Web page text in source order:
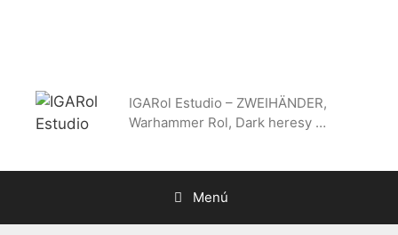
IGARol Estudio – ZWEIHÄNDER,
Warhammer Rol, Dark heresy …
Menú